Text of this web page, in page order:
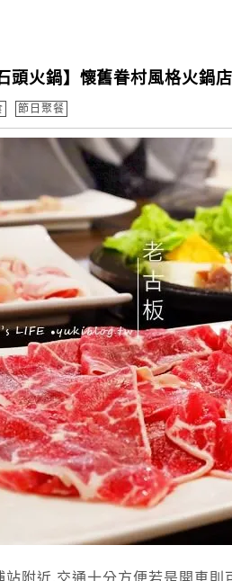
頭火鍋】懷舊眷村風格火鍋
節日聚餐
附近.交通十分方便若是開車